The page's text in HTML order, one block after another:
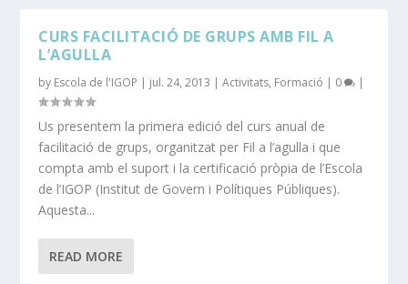
CURS FACILITACIÓ DE GRUPS AMB FIL A
L’AGULLA
by Escola de l'IGOP | jul. 24, 2013 |Activitats, Formació | 0 |
Us presentem la primera edició del curs anual de
facilitació de grups, organitzat per Fil a l’agulla i que
compta amb el suport i la certificació pròpia de l’Escola
de l’IGOP (Institut de Govern i Polítiques Públiques).
Aquesta...
READ MORE